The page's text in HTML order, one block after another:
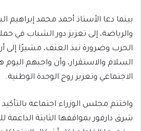
بينما دعا الأستاذ أحمد محمد إبراهيم
والرياضة، إلى تعزيز دور الشباب في
الحرب وضرورة نبذ العنف، مشيرًا إلى
السلام والاستقرار، وأن واجبهم
الاجتماعي وتعزيز روح الوحدة الوطنية.
واختتم مجلس الوزراء اجتماعه
شرق دارفور بمواقفها الثابتة الداعمة